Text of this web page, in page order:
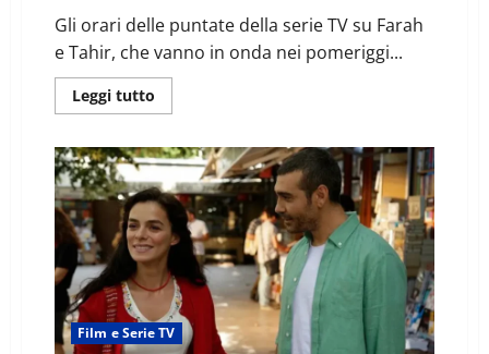
Gli orari delle puntate della serie TV su Farah
e Tahir, che vanno in onda nei pomeriggi...
Leggi tutto
Film e Serie TV